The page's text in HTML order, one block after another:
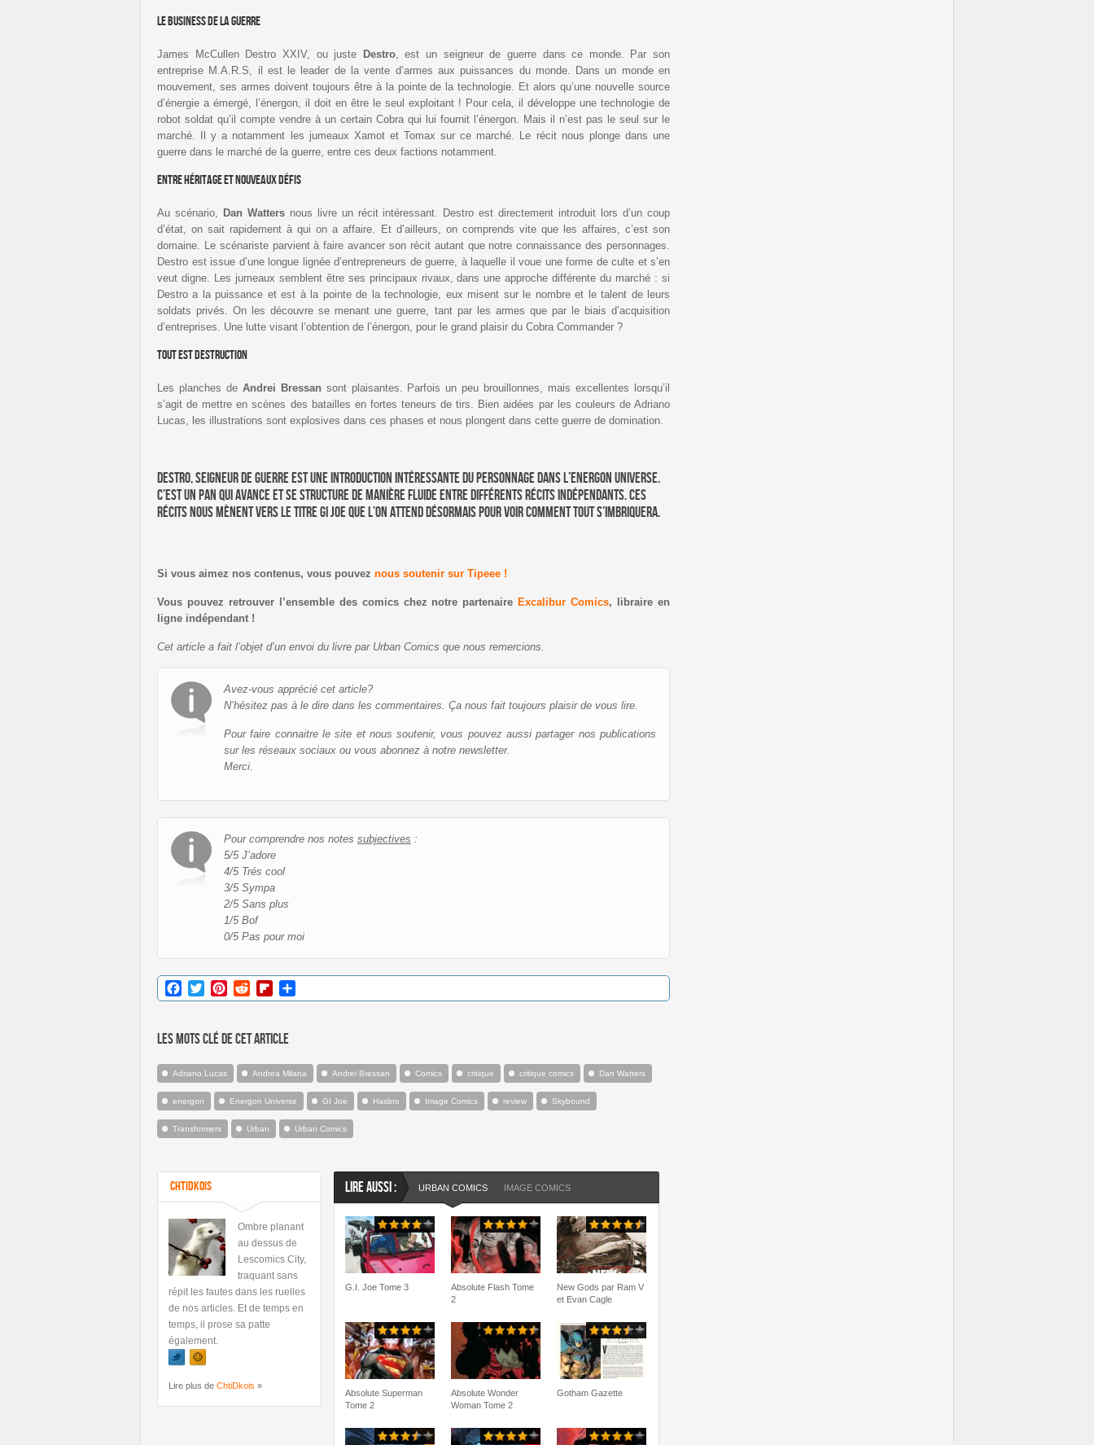
Le business de la guerre
James McCullen Destro XXIV, ou juste Destro, est un seigneur de guerre dans ce monde. Par son
entreprise M.A.R.S, il est le leader de la vente d’armes aux puissances du monde. Dans un monde en
mouvement, ses armes doivent toujours être à la pointe de la technologie. Et alors qu’une nouvelle source
d’énergie a émergé, l’énergon, il doit en être le seul exploitant ! Pour cela, il développe une technologie de
robot soldat qu’il compte vendre à un certain Cobra qui lui fournit l’énergon. Mais il n’est pas le seul sur le
marché. Il y a notamment les jumeaux Xamot et Tomax sur ce marché. Le récit nous plonge dans une
guerre dans le marché de la guerre, entre ces deux factions notamment.
Entre héritage et nouveaux défis
Au scénario, Dan Wattersnous livre un récit intéressant. Destro est directement introduit lors d’un coup
d’état, on sait rapidement à qui on a affaire. Et d’ailleurs, on comprends vite que les affaires, c’est son
domaine. Le scénariste parvient à faire avancer son récit autant que notre connaissance des personnages.
Destro est issue d’une longue lignée d’entrepreneurs de guerre, à laquelle il voue une forme de culte et s’en
veut digne. Les jumeaux semblent être ses principaux rivaux, dans une approche différente du marché : si
Destro a la puissance et est à la pointe de la technologie, eux misent sur le nombre et le talent de leurs
soldats privés. On les découvre se menant une guerre, tant par les armes que par le biais d’acquisition
d’entreprises. Une lutte visant l’obtention de l’énergon, pour le grand plaisir du Cobra Commander ?
Tout est destruction
Les planches de Andrei Bressan sont plaisantes. Parfois un peu brouillonnes, mais excellentes lorsqu’il
s’agit de mettre en scènes des batailles en fortes teneurs de tirs. Bien aidées par les couleurs de Adriano
Lucas, les illustrations sont explosives dans ces phases et nous plongent dans cette guerre de domination.
Destro, Seigneur de Guerre est une introduction intéressante du personnage dans l’Energon Universe.
C’est un pan qui avance et se structure de manière fluide entre différents récits indépendants. Ces
récits nous mènent vers le titre GI Joe que l’on attend désormais pour voir comment tout s’imbriquera.
Si vous aimez nos contenus, vous pouvez nous soutenir sur Tipeee !
Vous pouvez retrouver l’ensemble des comics chez notre partenaire Excalibur Comics, libraire en
ligne indépendant !
Cet article a fait l’objet d’un envoi du livre par Urban Comics que nous remercions.
Avez-vous apprécié cet article?
N’hésitez pas à le dire dans les commentaires. Ça nous fait toujours plaisir de vous lire.
Pour faire connaitre le site et nous soutenir, vous pouvez aussi partager nos publications
sur les réseaux sociaux ou vous abonnez à notre newsletter.
Merci.
Pour comprendre nos notes subjectives :
5/5 J’adore
4/5 Trés cool
3/5 Sympa
2/5 Sans plus
1/5 Bof
0/5 Pas pour moi
Facebook
TwitterPinterestRedditFlipboard
Les mots clé de cet article
Adriano Lucas Andrea Milana Andrei Bressan Comics critique critique comics Dan Watters
energon Energon Universe GI Joe Hasbro Image Comics review Skybound
Transformers Urban Urban Comics
ChtiDkois
Ombre planant
au dessus de
Lescomics City,
traquant sans
répit les fautes dans les ruelles
de nos articles. Et de temps en
temps, il prose sa patte
également.
Lire plus de ChtiDkois »
LIRE AUSSI : URBAN COMICS IMAGE COMICS
G.I. Joe Tome 3
Absolute Flash Tome
2
New Gods par Ram V
et Evan Cagle
Absolute Superman
Tome 2
Absolute Wonder
Woman Tome 2
Gotham Gazette